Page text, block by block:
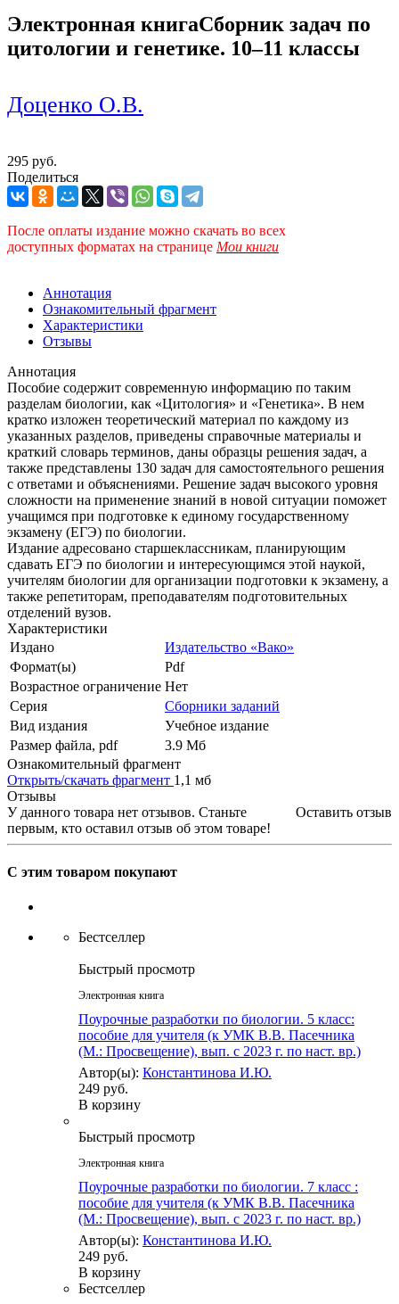
Электронная книгаСборник задач по
цитологии и генетике. 10–11 классы
Доценко О.В.
295 руб.
Поделиться
После оплаты издание можно скачать во всех
доступных форматах на странице Мои книги
Аннотация
Ознакомительный фрагмент
Характеристики
Отзывы
Аннотация
Пособие содержит современную информацию по таким
разделам биологии, как «Цитология» и «Генетика». В нем
кратко изложен теоретический материал по каждому из
указанных разделов, приведены справочные материалы и
краткий словарь терминов, даны образцы решения задач, а
также представлены 130 задач для самостоятельного решения
с ответами и объяснениями. Решение задач высокого уровня
сложности на применение знаний в новой ситуации поможет
учащимся при подготовке к единому государственному
экзамену (ЕГЭ) по биологии.
Издание адресовано старшеклассникам, планирующим
сдавать ЕГЭ по биологии и интересующимся этой наукой,
учителям биологии для организации подготовки к экзамену, а
также репетиторам, преподавателям подготовительных
отделений вузов.
Характеристики
Издано
Издательство «Вако»
Формат(ы)
Pdf
Возрастное ограничение Нет
Серия
Сборники заданий
Вид издания
Учебное издание
Размер файла, pdf
3.9 Mб
Ознакомительный фрагмент
Открыть/скачать фрагмент 1,1 мб
Отзывы
Оставить отзыв
У данного товара нет отзывов. Станьте
первым, кто оставил отзыв об этом товаре!
С этим товаром покупают
Бестселлер
Быстрый просмотр
Электронная книга
Поурочные разработки по биологии. 5 класс:
пособие для учителя (к УМК В.В. Пасечника
(М.: Просвещение), вып. с 2023 г. по наст. вр.)
Автор(ы): Константинова И.Ю.
249 руб.
В корзину
Быстрый просмотр
Электронная книга
Поурочные разработки по биологии. 7 класс :
пособие для учителя (к УМК В.В. Пасечника
(М.: Просвещение), вып. с 2023 г. по наст. вр.)
Автор(ы): Константинова И.Ю.
249 руб.
В корзину
Бестселлер